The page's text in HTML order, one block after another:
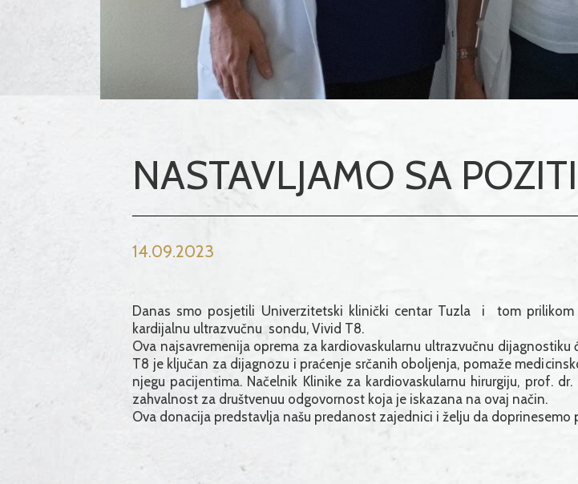
NASTAVLJAMO SA
14.09.2023
Danas smo posjetili Univerzitetski klinički centar Tuzla i tom prilikom
kardijalnu ultrazvučnu sondu, Vivid T8.
Ova najsavremenija oprema za kardiovaskularnu ultrazvučnu
T8 je ključan za dijagnozu i praćenje srčanih oboljenja, pomaže
njegu pacijentima. Načelnik Klinike za kardiovaskularnu hirurgiju, prof.
zahvalnost za društvenuu odgovornost koja je iskazana na ovaj način.
Ova donacija predstavlja našu predanost zajednici i želju da doprinesemo